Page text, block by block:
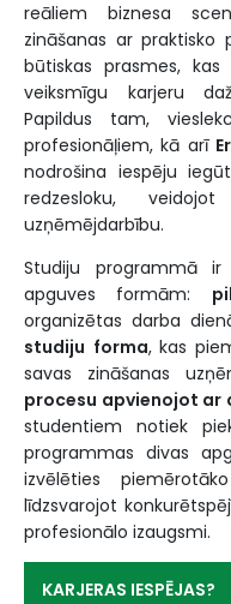
reāliem biznesa
zināšanas ar praktisko
būtiskas prasmes,
veiksmīgu karjeru
Papildus tam,
profesionāļiem, kā arī
nodrošina iespēju
redzesloku,
uzņēmējdarbību.
Studiju programmā
apguves formām:
organizētas darba
studiju forma, kas
savas zināšanas
procesu apvienojot ar
studentiem notiek
programmas divas
izvēlēties
līdzsvarojot
profesionālo izaugsmi.
KARJERAS IESPĒJAS?